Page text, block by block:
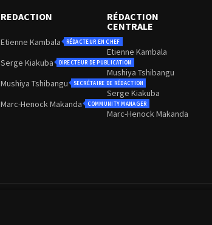
REDACTION
Etienne Kambala RÉDACTEUR EN CHEF
Serge Kiakuba DIRECTEUR DE PUBLICATION
Mushiya Tshibangu SECRÉTAIRE DE RÉDACTION
Marc-Henock Makanda COMMUNITY MANAGER
RÉDACTION
CENTRALE
Etienne Kambala
Mushiya Tshibangu
Serge Kiakuba
Marc-Henock Makanda